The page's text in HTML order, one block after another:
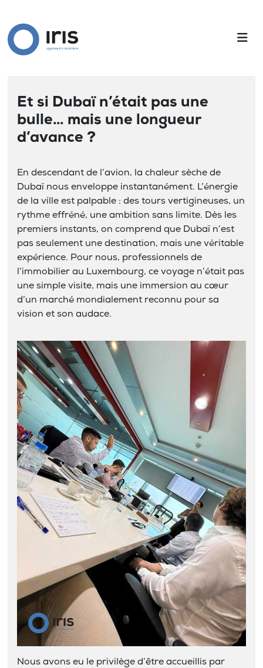
Et si Dubaï n’était pas une
bulle… mais une longueur
d’avance ?
En descendant de l’avion, la chaleur sèche de
Dubaï nous enveloppe instantanément. L’énergie
de la ville est palpable : des tours vertigineuses, un
rythme effréné, une ambition sans limite. Dès les
premiers instants, on comprend que Dubaï n’est
pas seulement une destination, mais une véritable
expérience. Pour nous, professionnels de
l’immobilier au Luxembourg, ce voyage n’était pas
une simple visite, mais une immersion au cœur
d’un marché mondialement reconnu pour sa
vision et son audace.
Nous avons eu le privilège d’être accueillis par